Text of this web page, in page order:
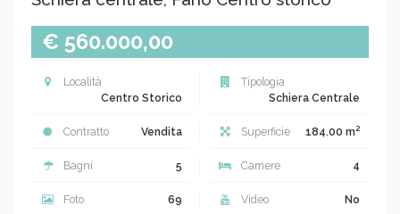
€ 560.000,00
Località
Centro Storico
Tipologia
Schiera Centrale
Contratto Vendita Superficie 184.00 m2
Bagni 5 Camere 4
Foto 69 Video No